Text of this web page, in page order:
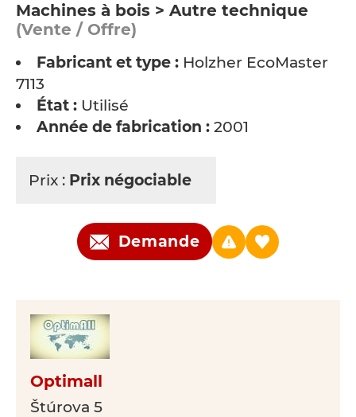
Machines à bois > Autre technique
(Vente / Offre)
Fabricant et type : Holzher EcoMaster
7113
État : Utilisé
Année de fabrication : 2001
Prix : Prix négociable
Demande
Optimall
Štúrova 5